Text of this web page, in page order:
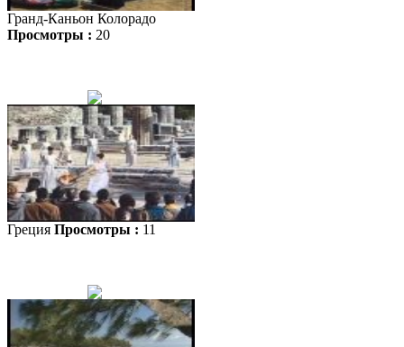
Гранд-Каньон Колорадо
Просмотры : 20
Греция Просмотры : 11